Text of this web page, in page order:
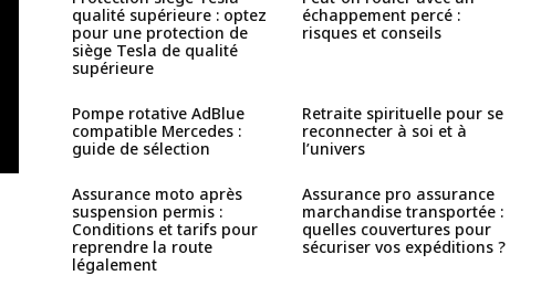
qualité supérieure : optez
pour une protection de
siège Tesla de qualité
supérieure
échappement percé :
risques et conseils
Pompe rotative AdBlue
compatible Mercedes :
guide de sélection
Retraite spirituelle pour se
reconnecter à soi et à
l’univers
Assurance moto après
suspension permis :
Conditions et tarifs pour
reprendre la route
légalement
Assurance pro assurance
marchandise transportée :
quelles couvertures pour
sécuriser vos expéditions ?